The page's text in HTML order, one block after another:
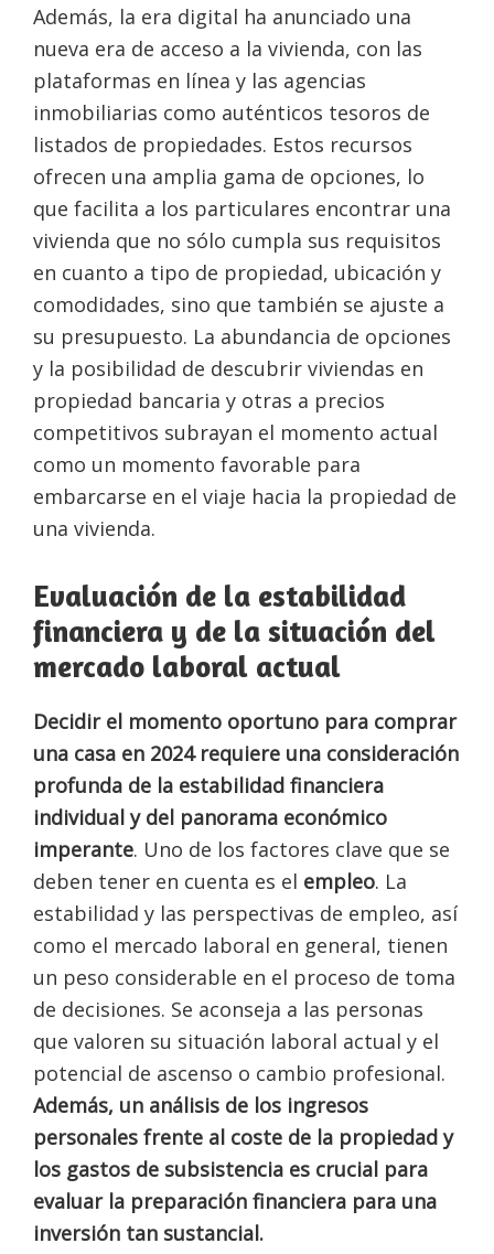
Además, la era digital ha anunciado una
nueva era de acceso a la vivienda, con las
plataformas en línea y las agencias
inmobiliarias como auténticos tesoros de
listados de propiedades. Estos recursos
ofrecen una amplia gama de opciones, lo
que facilita a los particulares encontrar una
vivienda que no sólo cumpla sus requisitos
en cuanto a tipo de propiedad, ubicación y
comodidades, sino que también se ajuste a
su presupuesto. La abundancia de opciones
y la posibilidad de descubrir viviendas en
propiedad bancaria y otras a precios
competitivos subrayan el momento actual
como un momento favorable para
embarcarse en el viaje hacia la propiedad de
una vivienda.
Evaluación de la estabilidad
financiera y de la situación del
mercado laboral actual
Decidir el momento oportuno para comprar
una casa en 2024 requiere una consideración
profunda de la estabilidad financiera
individual y del panorama económico
imperante. Uno de los factores clave que se
deben tener en cuenta es el empleo. La
estabilidad y las perspectivas de empleo, así
como el mercado laboral en general, tienen
un peso considerable en el proceso de toma
de decisiones. Se aconseja a las personas
que valoren su situación laboral actual y el
potencial de ascenso o cambio profesional.
Además, un análisis de los ingresos
personales frente al coste de la propiedad y
los gastos de subsistencia es crucial para
evaluar la preparación financiera para una
inversión tan sustancial.